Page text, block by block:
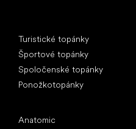
Turistické topánky
Športové topánky
Spoločenské topánky
Ponožkotopánky
Anatomic